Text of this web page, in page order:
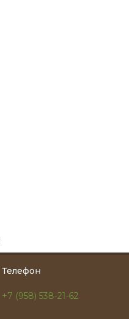
Телефон
+7 (958) 538-21-62